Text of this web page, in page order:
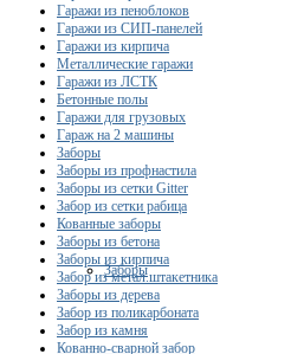
Заборы
Гаражи из пеноблоков
Гаражи из СИП-панелей
Гаражи из кирпича
Металлические гаражи
Гаражи из ЛСТК
Бетонные полы
Гаражи для грузовых
Гараж на 2 машины
Заборы
Заборы из профнастила
Заборы из сетки Gitter
Забор из сетки рабица
Кованные заборы
Заборы из бетона
Заборы из кирпича
Забор из метал.штакетника
Заборы из дерева
Забор из поликарбоната
Забор из камня
Кованно-сварной забор